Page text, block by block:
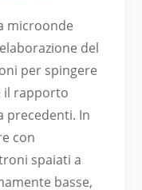
microonde
del
per spingere
il rapporto
precedenti. In
con
spaiati a
basse,